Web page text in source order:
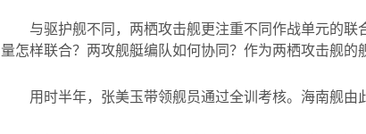
与驱护舰不同，两栖攻击舰更注重不同作战单元的
量怎样联合？两攻舰艇编队如何协同？作为两栖攻击舰的
用时半年，张美玉带领舰员通过全训考核。海南舰由